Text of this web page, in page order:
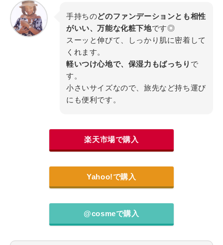
手持ちのどのファンデーションとも相性
がいい、万能な化粧下地です◎
スーッと伸びて、しっかり肌に密着して
くれます。
軽いつけ心地で、保湿力もばっちり で
す。
小さいサイズなので、旅先など持ち運び
にも便利です。
楽天市場で購入
Yahoo!で購入
@cosmeで購入